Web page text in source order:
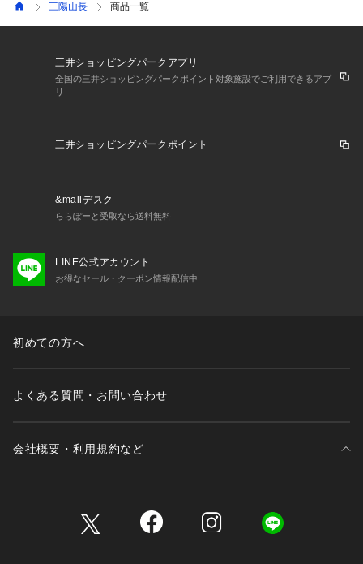
三陽山長 商品一覧
三井ショッピングパークアプリ
全国の三井ショッピングパークポイント対象施設でご利用できるアプ
リ
三井ショッピングパークポイント
&mallデスク
ららぽーと受取なら送料無料
LINE公式アカウント
お得なセール・クーポン情報配信中
初めての方へ
よくある質問・お問い合わせ
会社概要・利用規約など